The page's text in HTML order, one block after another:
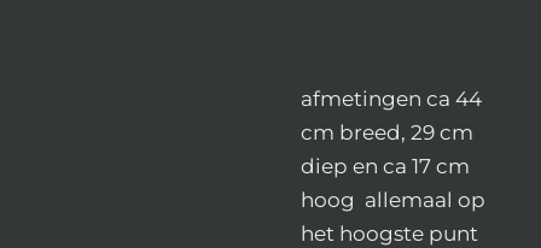
afmetingen ca 44
cm breed, 29 cm
diep en ca 17 cm
hoog allemaal op
het hoogste punt